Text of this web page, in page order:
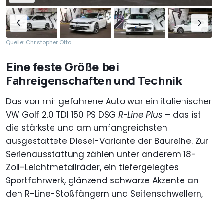
Quelle: Christopher Otto
Eine feste Größe bei
Fahreigenschaften und Technik
Das von mir gefahrene Auto war ein italienischer
VW Golf 2.0 TDI 150 PS DSG R-Line Plus – das ist
die stärkste und am umfangreichsten
ausgestattete Diesel-Variante der Baureihe. Zur
Serienausstattung zählen unter anderem 18-
Zoll-Leichtmetallräder, ein tiefergelegtes
Sportfahrwerk, glänzend schwarze Akzente an
den R-Line-Stoßfängern und Seitenschwellern,